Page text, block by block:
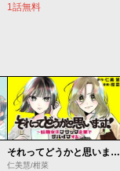
1話無料
それってどうかと思います！～転職女子、ブラック企業でサバイブする。～
仁美慧/柑菜